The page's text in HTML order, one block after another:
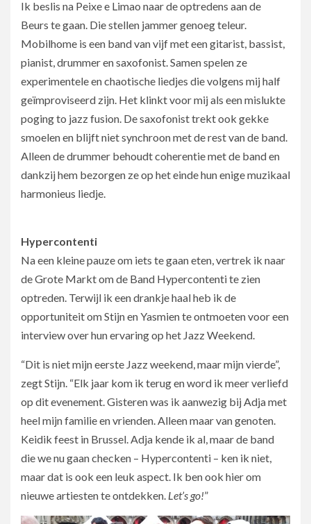
Ik beslis na Peixe e Limao naar de optredens aan de
Beurs te gaan. Die stellen jammer genoeg teleur.
Mobilhome is een band van vijf met een gitarist, bassist,
pianist, drummer en saxofonist. Samen spelen ze
experimentele en chaotische liedjes die volgens mij half
geïmproviseerd zijn. Het klinkt voor mij als een mislukte
poging to jazz fusion. De saxofonist trekt ook gekke
smoelen en blijft niet synchroon met de rest van de band.
Alleen de drummer behoudt coherentie met de band en
dankzij hem bezorgen ze op het einde hun enige muzikaal
harmonieus liedje.
Hypercontenti
Na een kleine pauze om iets te gaan eten, vertrek ik naar
de Grote Markt om de Band Hypercontenti te zien
optreden. Terwijl ik een drankje haal heb ik de
opportuniteit om Stijn en Yasmien te ontmoeten voor een
interview over hun ervaring op het Jazz Weekend.
“Dit is niet mijn eerste Jazz weekend, maar mijn vierde”,
zegt Stijn. “Elk jaar kom ik terug en word ik meer verliefd
op dit evenement. Gisteren was ik aanwezig bij Adja met
heel mijn familie en vrienden. Alleen maar van genoten.
Keidik feest in Brussel. Adja kende ik al, maar de band
die we nu gaan checken – Hypercontenti – ken ik niet,
maar dat is ook een leuk aspect. Ik ben ook hier om
nieuwe artiesten te ontdekken. Let’s go!”